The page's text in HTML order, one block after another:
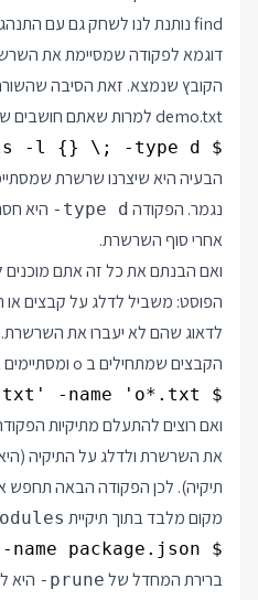
find נותנת לנו לשחק גם עם התנהגות זו. הפרמטר
דוגמא לפקודה שמסיימת את
הקובץ שנמצא. זאת הסיבה
demo.txt למרות שאתם חושבים שאתם מדברים על תיקיה:
$ find . -name 'one.txt' -exec ls -l {} \; -type d
נגמר. הפקודה -type d היא
אחרי סוף השרשרת.
ואם הבנתם את כל זה אתם
לדאוג שהם לא יעברו את
הקבצים שמתחילים ב o ומסתיימים ב txt מלבד one.txt:
$ find . -type f -not -name 'one.txt' -name 'o*.txt'
את השרשרת ולדלג על התיקיה
מקום מלבד בתוך תיקיית
$ find . -type d -name node_modules -prune -false -or -name package.json
ברירת המחדל של -prune היא